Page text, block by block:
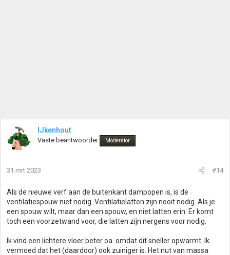
IJkenhout
Vaste beantwoorder Moderator
31 mrt 2023 #14
Als de nieuwe verf aan de buitenkant dampopen is, is de
ventilatiespouw niet nodig. Ventilatielatten zijn nooit nodig. Als je
een spouw wilt, maar dan een spouw, en niet latten erin. Er komt
toch een voorzetwand voor, die latten zijn nergens voor nodig.
Ik vind een lichtere vloer beter oa. omdat dit sneller opwarmt. Ik
vermoed dat het (daardoor) ook zuiniger is. Het nut van massa